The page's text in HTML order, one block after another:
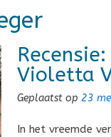
Violetta
Geplaatst op 23
In het vreemde